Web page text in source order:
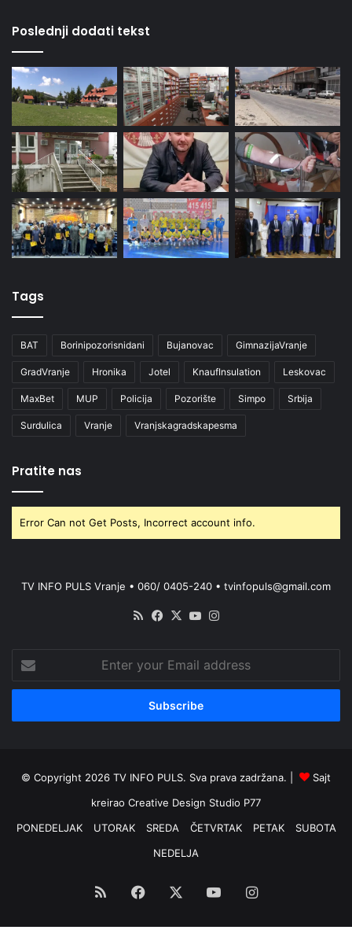
Poslednji dodati tekst
Tags
BAT Borinipozorisnidani Bujanovac GimnazijaVranje
GradVranje Hronika Jotel KnaufInsulation Leskovac
MaxBet MUP Policija Pozorište Simpo Srbija
Surdulica Vranje Vranjskagradskapesma
Pratite nas
Error Can not Get Posts, Incorrect account info.
TV INFO PULS Vranje • 060/ 0405-240 • tvinfopuls@gmail.com
RSS Facebook
X YouTube
your
Email
© Copyright 2026 TV INFO PULS. Sva prava zadržana. |
Sajt
kreirao Creative Design Studio P77
PONEDELJAK
UTORAK SREDA ČETVRTAK PETAK
SUBOTA
NEDELJA
RSS Facebook YouTubeInstagram